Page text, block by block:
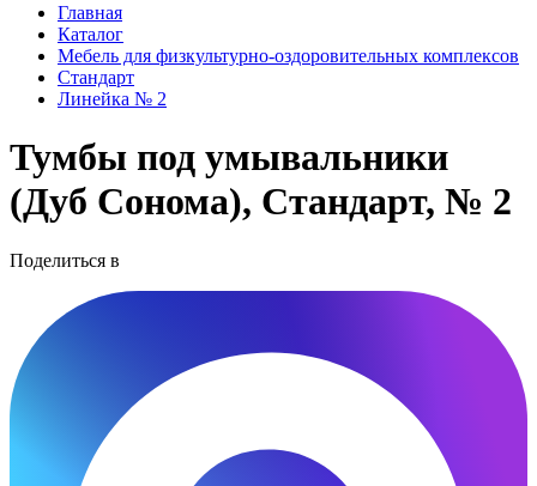
Главная
Каталог
Мебель для физкультурно-оздоровительных комплексов
Стандарт
Линейка № 2
Тумбы под умывальники
(Дуб Сонома), Стандарт, № 2
Поделиться в